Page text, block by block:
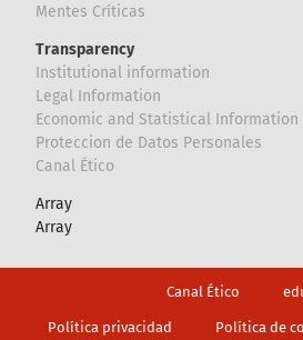
Mentes Críticas
Transparency
Institutional information
Legal Information
Economic and Statistical Information
Proteccion de Datos Personales
Canal Ético
Array
Array
Canal Ético
Política privacidad Política de